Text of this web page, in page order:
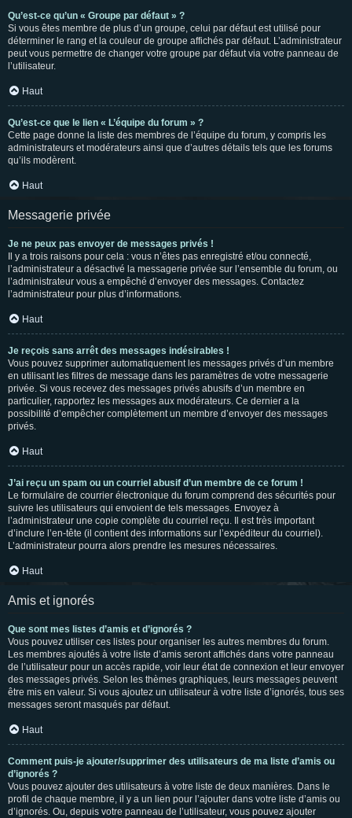
Qu’est-ce qu’un « Groupe par défaut » ?
Si vous êtes membre de plus d’un groupe, celui par défaut est utilisé pour
déterminer le rang et la couleur de groupe affichés par défaut. L’administrateur
peut vous permettre de changer votre groupe par défaut via votre panneau de
l’utilisateur.
Haut
Qu’est-ce que le lien « L’équipe du forum » ?
Cette page donne la liste des membres de l’équipe du forum, y compris les
administrateurs et modérateurs ainsi que d’autres détails tels que les forums
qu’ils modèrent.
Haut
Messagerie privée
Je ne peux pas envoyer de messages privés !
Il y a trois raisons pour cela : vous n’êtes pas enregistré et/ou connecté,
l’administrateur a désactivé la messagerie privée sur l’ensemble du forum, ou
l’administrateur vous a empêché d’envoyer des messages. Contactez
l’administrateur pour plus d’informations.
Haut
Je reçois sans arrêt des messages indésirables !
Vous pouvez supprimer automatiquement les messages privés d’un membre
en utilisant les filtres de message dans les paramètres de votre messagerie
privée. Si vous recevez des messages privés abusifs d’un membre en
particulier, rapportez les messages aux modérateurs. Ce dernier a la
possibilité d’empêcher complètement un membre d’envoyer des messages
privés.
Haut
J’ai reçu un spam ou un courriel abusif d’un membre de ce forum !
Le formulaire de courrier électronique du forum comprend des sécurités pour
suivre les utilisateurs qui envoient de tels messages. Envoyez à
l’administrateur une copie complète du courriel reçu. Il est très important
d’inclure l’en-tête (il contient des informations sur l’expéditeur du courriel).
L’administrateur pourra alors prendre les mesures nécessaires.
Haut
Amis et ignorés
Que sont mes listes d’amis et d’ignorés ?
Vous pouvez utiliser ces listes pour organiser les autres membres du forum.
Les membres ajoutés à votre liste d’amis seront affichés dans votre panneau
de l’utilisateur pour un accès rapide, voir leur état de connexion et leur envoyer
des messages privés. Selon les thèmes graphiques, leurs messages peuvent
être mis en valeur. Si vous ajoutez un utilisateur à votre liste d’ignorés, tous ses
messages seront masqués par défaut.
Haut
Comment puis-je ajouter/supprimer des utilisateurs de ma liste d’amis ou
d’ignorés ?
Vous pouvez ajouter des utilisateurs à votre liste de deux manières. Dans le
profil de chaque membre, il y a un lien pour l’ajouter dans votre liste d’amis ou
d’ignorés. Ou, depuis votre panneau de l’utilisateur, vous pouvez ajouter